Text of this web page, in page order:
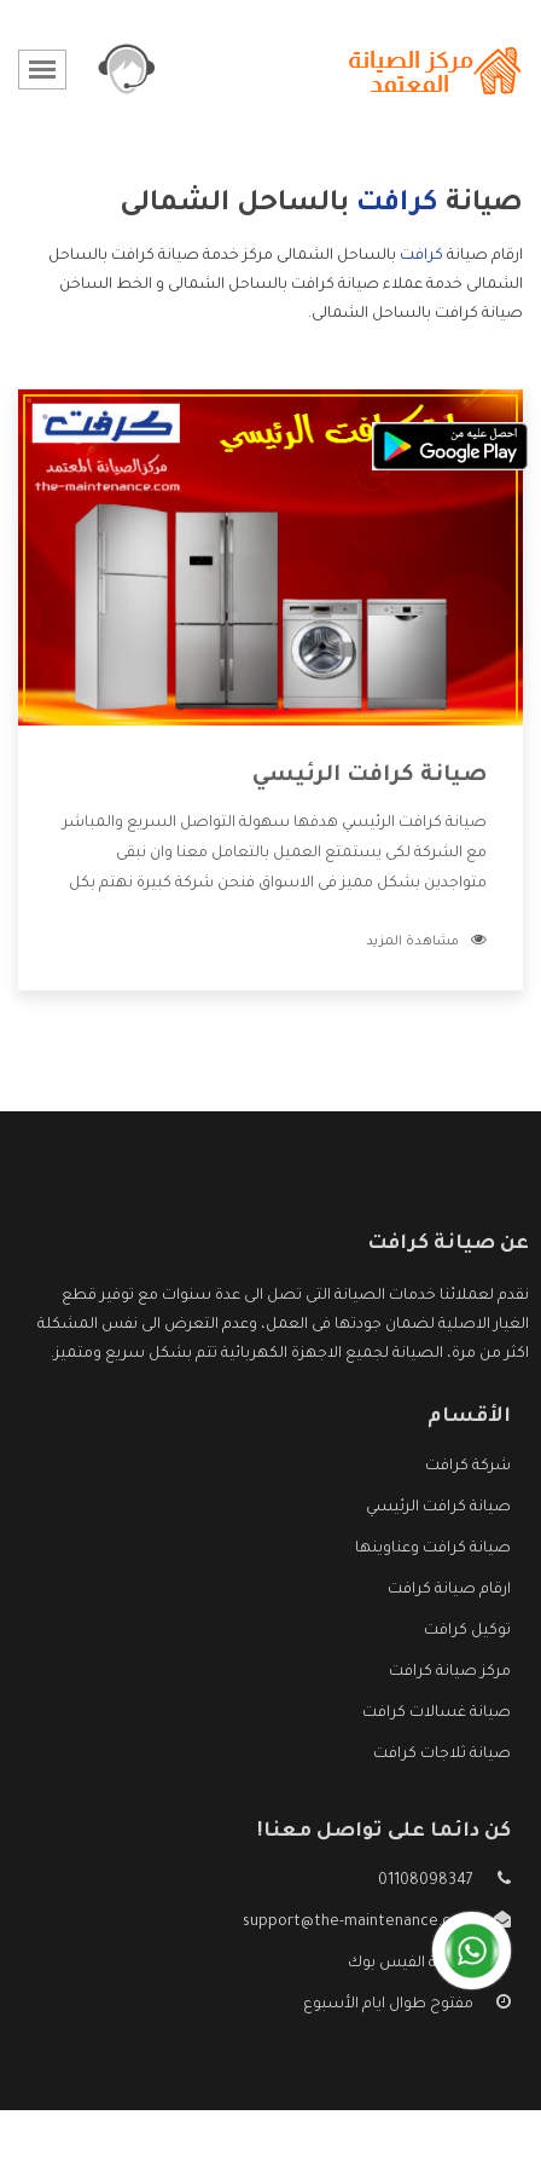
صيانة كرافت بالساحل الشمالى
ارقام صيانة كرافت بالساحل الشمالى مركز خدمة صيانة كرافت بالساحل
الشمالى خدمة عملاء صيانة كرافت بالساحل الشمالى و الخط الساخن
صيانة كرافت بالساحل الشمالى.
صيانة كرافت الرئيسي
صيانة كرافت الرئيسي هدفها سهولة التواصل السريع والمباشر
مع الشركة لكى يستمتع العميل بالتعامل معنا وان نبقى
متواجدين بشكل مميز فى الاسواق فنحن شركة كبيرة نهتم بكل
الشركة بها والتى تكون منها خدمة الصيانة التى تكون من أهم
مشاهدة المزيد
عن صيانة كرافت
نقدم لعملائنا خدمات الصيانة التى تصل الى عدة سنوات مع توفير قطع
الغيار الاصلية لضمان جودتها فى العمل، وعدم التعرض الى نفس المشكلة
اكثر من مرة، الصيانة لجميع الاجهزة الكهربائية تتم بشكل سريع ومتميز.
الأقسام
شركة كرافت
صيانة كرافت الرئيسي
صيانة كرافت وعناوينها
ارقام صيانة كرافت
توكيل كرافت
مركز صيانة كرافت
صيانة غسالات كرافت
صيانة ثلاجات كرافت
كن دائما على تواصل معنا!
01108098347
support@the-maintenance.com
صفحة الفيس بوك
مفتوح طوال ايام الأسبوع